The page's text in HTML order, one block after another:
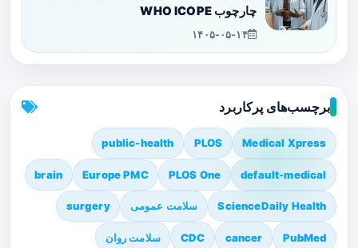
چارچوب WHO ICOPE
۱۴۰۵-۰۵-۱۴
برچسب‌های پرکاربرد
Medical Xpress
PLOS
public-health
default-medical
PLOS One
Europe PMC
brain
ScienceDaily Health سلامت عمومی surgery
PubMed
cancer
CDC سلامت روان